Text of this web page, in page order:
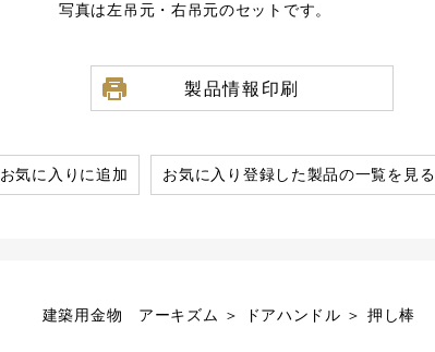
写真は左吊元・右吊元のセットです。
製品情報印刷
お気に入りに追加 お気に入り登録した製品の一覧を見る
建築用金物 アーキズム ＞ ドアハンドル ＞ 押し棒